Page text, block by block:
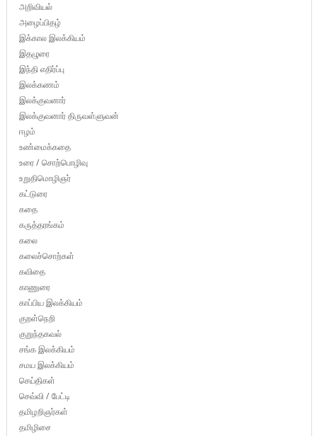
அறிவியல்
அழைப்பிதழ்
இக்கால இலக்கியம்
இதழுரை
இந்தி எதிர்ப்பு
இலக்கணம்
இலக்குவனார்
இலக்குவனார் திருவள்ளுவன்
ஈழம்
உண்மைக்கதை
உரை / சொற்பொழிவு
உறுதிமொழிஞர்
கட்டுரை
கதை
கருத்தரங்கம்
கலை
கலைச்சொற்கள்
கவிதை
காணுரை
காப்பிய இலக்கியம்
குறள்நெறி
குறுந்தகவல்
சங்க இலக்கியம்
சமய இலக்கியம்
செய்திகள்
செவ்வி / பேட்டி
தமிழறிஞர்கள்
தமிழிசை